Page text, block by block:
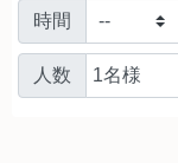
時間
人数